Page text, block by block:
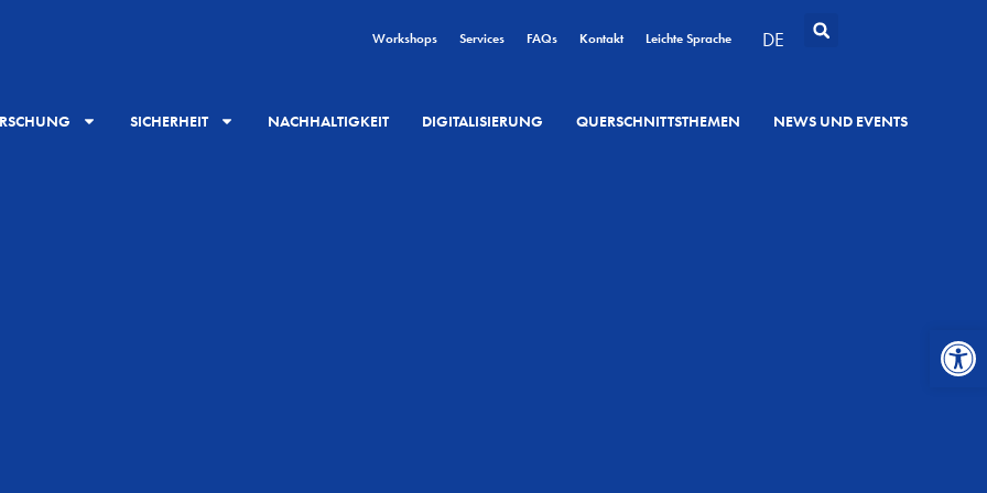
Workshops Services FAQs Kontakt Leichte Sprache DE
SICHERHEIT NACHHALTIGKEIT DIGITALISIERUNG QUERSCHNITTSTHEMEN NEWS UND EVENTS